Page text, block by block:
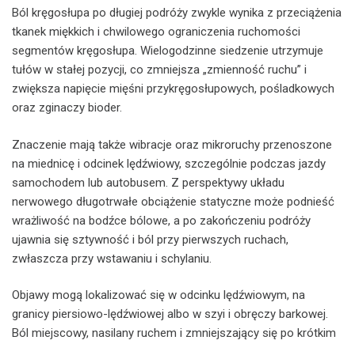
Ból kręgosłupa po długiej podróży zwykle wynika z przeciążenia
tkanek miękkich i chwilowego ograniczenia ruchomości
segmentów kręgosłupa. Wielogodzinne siedzenie utrzymuje
tułów w stałej pozycji, co zmniejsza „zmienność ruchu” i
zwiększa napięcie mięśni przykręgosłupowych, pośladkowych
oraz zginaczy bioder.
Znaczenie mają także wibracje oraz mikroruchy przenoszone
na miednicę i odcinek lędźwiowy, szczególnie podczas jazdy
samochodem lub autobusem. Z perspektywy układu
nerwowego długotrwałe obciążenie statyczne może podnieść
wrażliwość na bodźce bólowe, a po zakończeniu podróży
ujawnia się sztywność i ból przy pierwszych ruchach,
zwłaszcza przy wstawaniu i schylaniu.
Objawy mogą lokalizować się w odcinku lędźwiowym, na
granicy piersiowo-lędźwiowej albo w szyi i obręczy barkowej.
Ból miejscowy, nasilany ruchem i zmniejszający się po krótkim